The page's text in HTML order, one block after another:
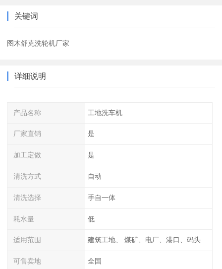
关键词
图木舒克洗轮机厂家
详细说明
产品名称 工地洗车机
厂家直销 是
加工定做 是
清洗方式 自动
清洗选择 手自一体
耗水量 低
适用范围 建筑工地、 煤矿、电厂、港口、码头
可售卖地 全国